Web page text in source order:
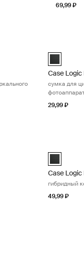
69,99 ₽
Обсидиановый черный
Case
Case Logic
сумка для
29,99 ₽
Обсидиановый черный
Case
Case Logic
гибридный
49,99 ₽
Обсидиановый черный